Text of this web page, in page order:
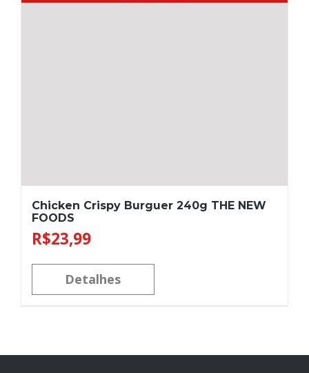
Chicken Crispy Burguer 240g THE NEW
FOODS
R$23,99
Detalhes